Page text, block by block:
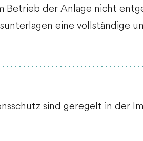
Betrieb der Anlage nicht
eine vollständige
sind geregelt in der